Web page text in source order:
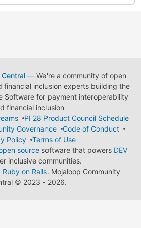
— We're a community of open
financial inclusion experts building the
Software for payment interoperability
financial inclusion
PI 28 Product Council Schedule
Governance
Code of Conduct
Policy
Terms of Use
source software that powers DEV
inclusive communities.
Ruby on Rails. Mojaloop Community
© 2023 - 2026.